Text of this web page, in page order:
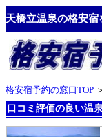
天橋立温泉の格安
格安宿予約の窓口TOP ＞
口コミ評価の良い温